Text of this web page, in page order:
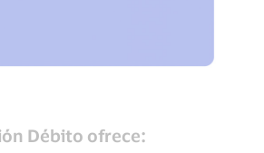
Débito ofrece: